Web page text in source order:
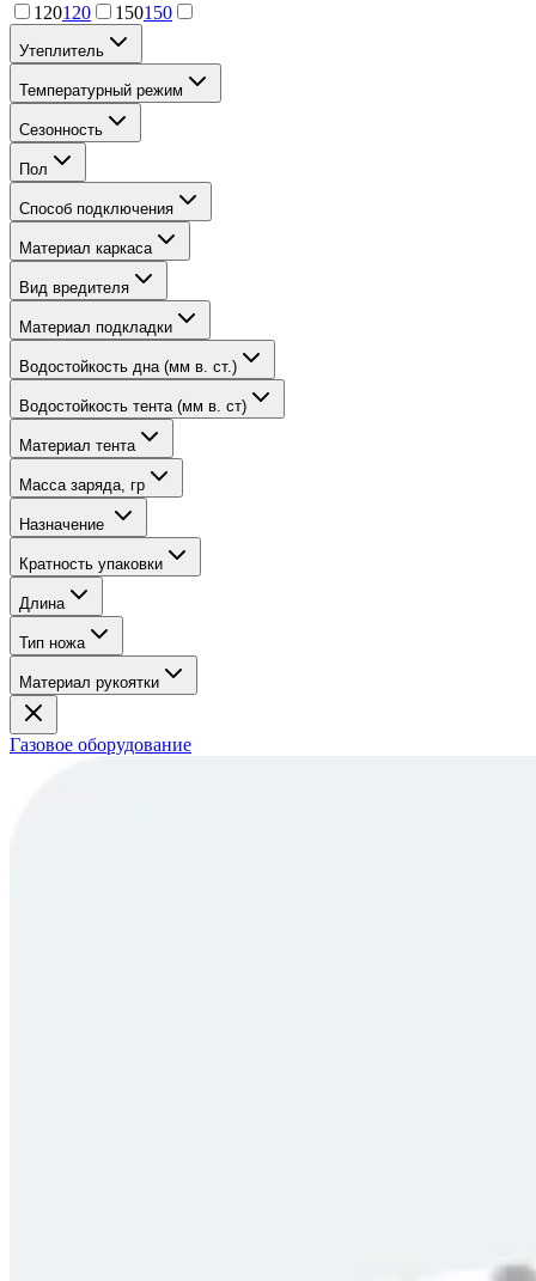
120120 150150
Утеплитель
Температурный режим
Сезонность
Пол
Способ подключения
Материал каркаса
Вид вредителя
Материал подкладки
Водостойкость дна (мм в. ст.)
Водостойкость тента (мм в. ст)
Материал тента
Масса заряда, гр
Назначение
Кратность упаковки
Длина
Тип ножа
Материал рукоятки
Газовое оборудование